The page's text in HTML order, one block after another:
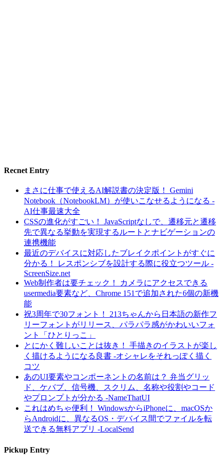
Recnet Entry
まさに仕事で使えるAI解説書の決定版！ Gemini
Notebook（NotebookLM）が使いこなせるようになる -
AI仕事最速大全
CSSの進化がすごい！ JavaScriptなしで、遷移元と遷移
先で異なる挙動を実現するルートとナビゲーションの
連携機能
最近のデバイスに対応したブレイクポイントがすぐに
分かる！ レスポンシブを設計する際に役立つツール -
ScreenSize.net
Web制作者は要チェック！ カメラにアクセスできる
usermedia要素など、Chrome 151で追加された6個の新機
能
祝3周年で30フォント！ 213ちゃんから日本語の新作フ
リーフォントがリリース、パラパラ感がかわいいフォ
ント「ひとりっこ」
とにかく難しいことは抜き！ 手描きのイラストが楽し
く描けるようになる良書 -オシャレをそれっぽく描く
コツ
あのUI要素やコンポーネントの名前は？ 弁当グリッ
ド、ケバブ、信号機、スクリム、名称や役割やコード
やプロンプトが分かる -NameThatUI
これはめちゃ便利！ WindowsからiPhoneに、macOSか
らAndroidに、異なるOS・デバイス間でファイルを転
送できる無料アプリ -LocalSend
Pickup Entry